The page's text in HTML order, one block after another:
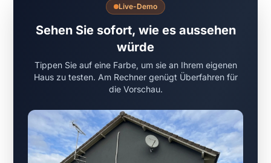
Live-Demo
Sehen Sie sofort, wie es aussehen
würde
Tippen Sie auf eine Farbe, um sie an Ihrem eigenen
Haus zu testen. Am Rechner genügt Überfahren für
die Vorschau.